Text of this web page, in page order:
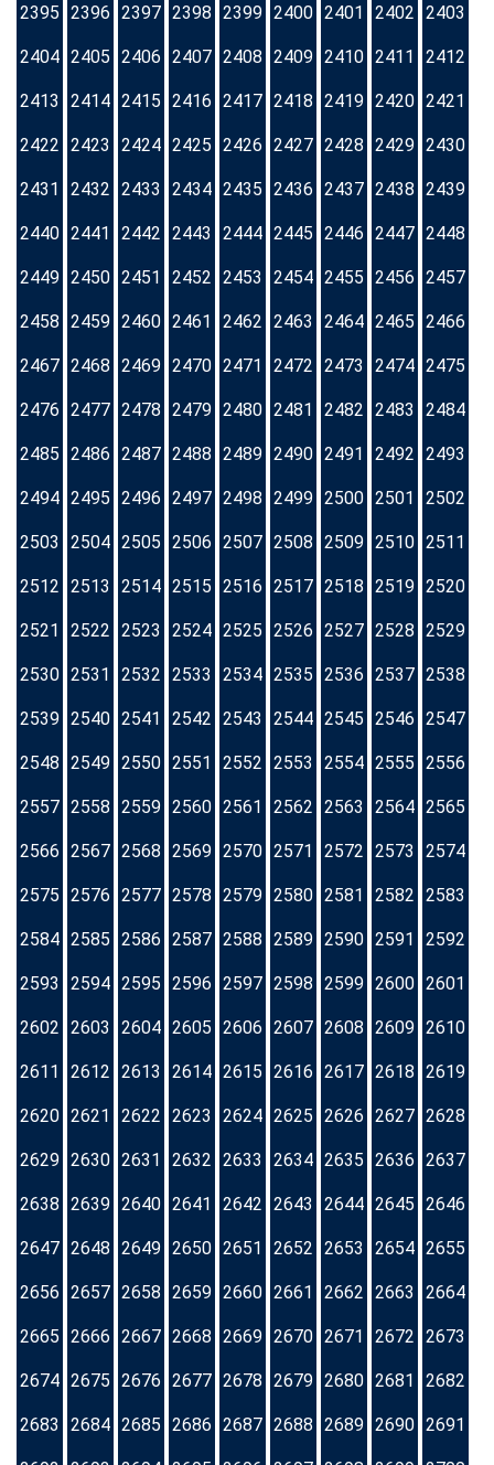
2395 2396 2397 2398 2399 2400 2401 2402 2403
2404 2405 2406 2407 2408 2409 2410 2411 2412
2413 2414 2415 2416 2417 2418 2419 2420 2421
2422 2423 2424 2425 2426 2427 2428 2429 2430
2431 2432 2433 2434 2435 2436 2437 2438 2439
2440 2441 2442 2443 2444 2445 2446 2447 2448
2449 2450 2451 2452 2453 2454 2455 2456 2457
2458 2459 2460 2461 2462 2463 2464 2465 2466
2467 2468 2469 2470 2471 2472 2473 2474 2475
2476 2477 2478 2479 2480 2481 2482 2483 2484
2485 2486 2487 2488 2489 2490 2491 2492 2493
2494 2495 2496 2497 2498 2499 2500 2501 2502
2503 2504 2505 2506 2507 2508 2509 2510 2511
2512 2513 2514 2515 2516 2517 2518 2519 2520
2521 2522 2523 2524 2525 2526 2527 2528 2529
2530 2531 2532 2533 2534 2535 2536 2537 2538
2539 2540 2541 2542 2543 2544 2545 2546 2547
2548 2549 2550 2551 2552 2553 2554 2555 2556
2557 2558 2559 2560 2561 2562 2563 2564 2565
2566 2567 2568 2569 2570 2571 2572 2573 2574
2575 2576 2577 2578 2579 2580 2581 2582 2583
2584 2585 2586 2587 2588 2589 2590 2591 2592
2593 2594 2595 2596 2597 2598 2599 2600 2601
2602 2603 2604 2605 2606 2607 2608 2609 2610
2611 2612 2613 2614 2615 2616 2617 2618 2619
2620 2621 2622 2623 2624 2625 2626 2627 2628
2629 2630 2631 2632 2633 2634 2635 2636 2637
2638 2639 2640 2641 2642 2643 2644 2645 2646
2647 2648 2649 2650 2651 2652 2653 2654 2655
2656 2657 2658 2659 2660 2661 2662 2663 2664
2665 2666 2667 2668 2669 2670 2671 2672 2673
2674 2675 2676 2677 2678 2679 2680 2681 2682
2683 2684 2685 2686 2687 2688 2689 2690 2691